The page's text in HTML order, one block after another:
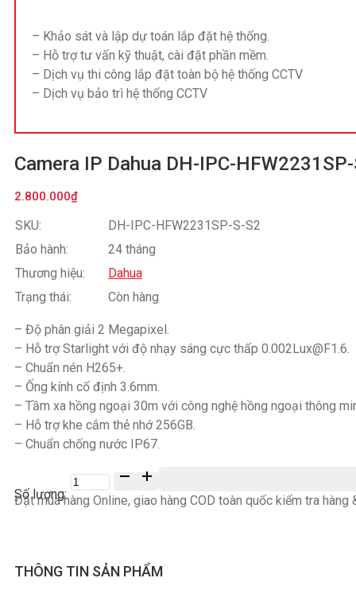
– Khảo sát và lập dự toán lắp đặt hệ thống.
– Hỗ trợ tư vấn kỹ thuật, cài đặt phần mềm.
– Dịch vụ thi công lắp đặt toàn bộ hệ thống CCTV
– Dịch vụ bảo trì hệ thống CCTV
Camera IP Dahua DH-IPC-
2.800.000₫
SKU:
DH-IPC-HFW2231SP-S-S2
Bảo hành:
24 tháng
Thương hiệu:
Dahua
Trạng thái:
Còn hàng
– Độ phân giải 2 Megapixel.
– Hỗ trợ Starlight với độ nhạy sáng cực thấp 0.002Lux@F1.6.
– Chuẩn nén H265+.
– Ống kính cố định 3.6mm.
– Tầm xa hồng ngoại 30m với công nghệ hồng ngoại thông
– Hỗ trợ khe cắm thẻ nhớ 256GB.
– Chuẩn chống nước IP67.
Số
lượng
Đặt mua hàng Online, giao hàng COD toàn quốc kiểm tra hàng
THÔNG TIN SẢN PHẨM